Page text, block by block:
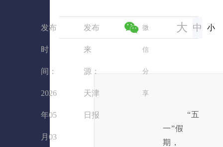
发布
时
间：
2026
年05
月03
发布
来
源：
天津
日报
微
信
分
享
大 中 小
“五
一”假
期，